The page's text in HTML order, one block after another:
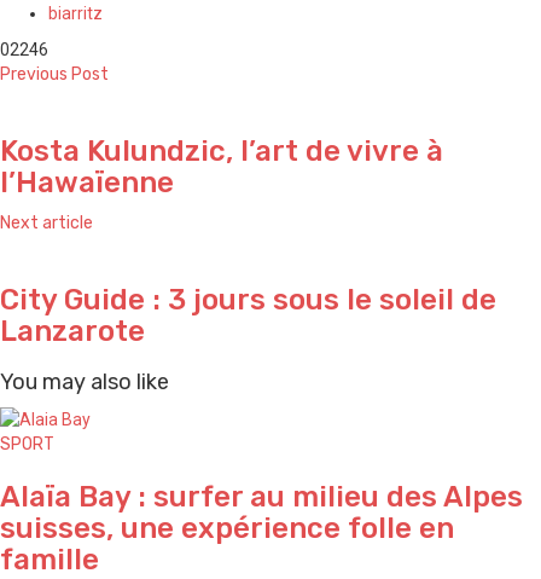
biarritz
02246
Previous Post
Kosta Kulundzic, l’art de vivre à
l’Hawaïenne
Next article
City Guide : 3 jours sous le soleil de
Lanzarote
You may also like
SPORT
Alaïa Bay : surfer au milieu des Alpes
suisses, une expérience folle en
famille